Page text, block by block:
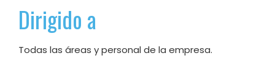
Dirigido a
Todas las áreas y personal de la empresa.